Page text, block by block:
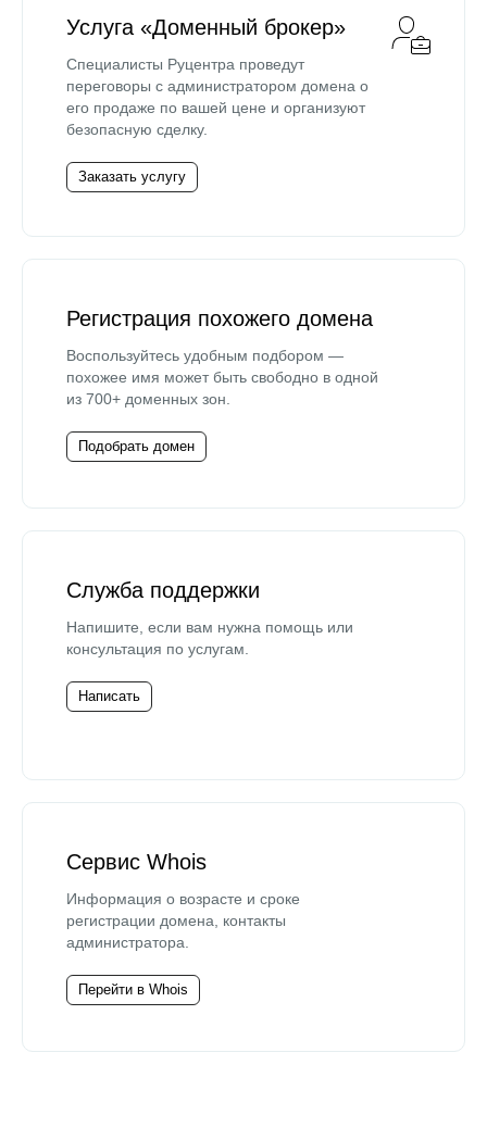
Услуга «Доменный брокер»
Специалисты Руцентра проведут
переговоры с администратором домена о
его продаже по вашей цене и организуют
безопасную сделку.
Заказать услугу
Регистрация похожего домена
Воспользуйтесь удобным подбором —
похожее имя может быть свободно в одной
из 700+ доменных зон.
Подобрать домен
Служба поддержки
Напишите, если вам нужна помощь или
консультация по услугам.
Написать
Сервис Whois
Информация о возрасте и сроке
регистрации домена, контакты
администратора.
Перейти в Whois